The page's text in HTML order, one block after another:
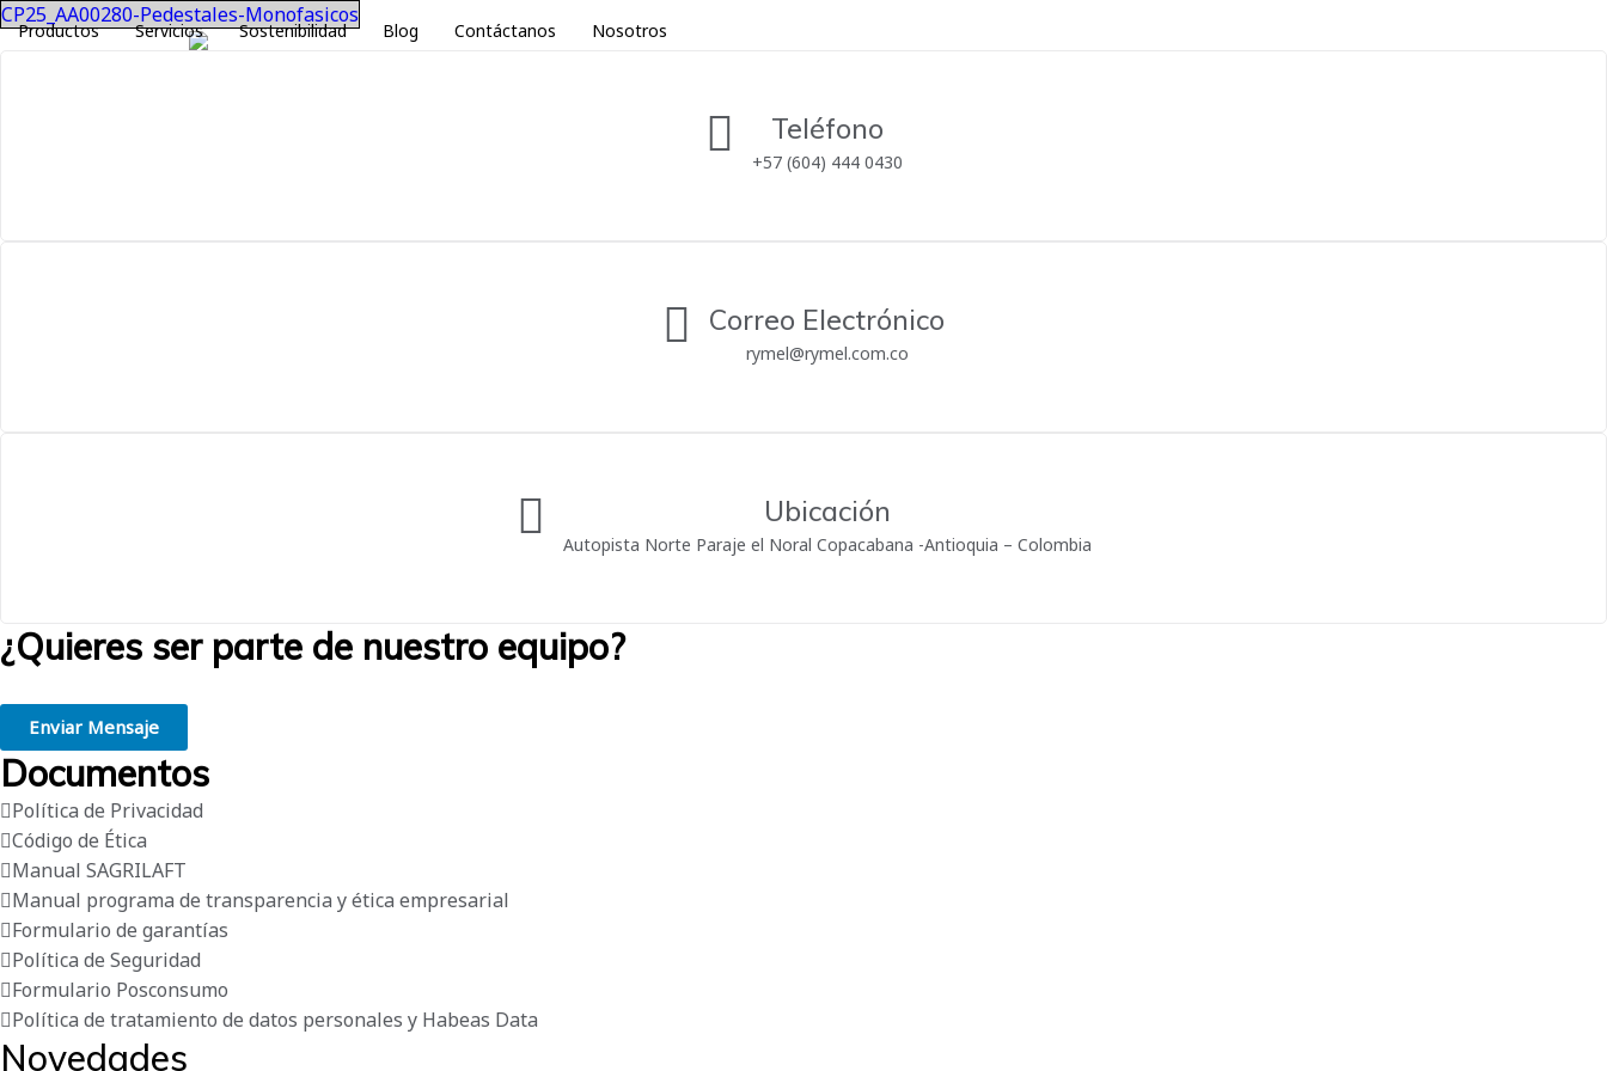
Productos Servicios Sostenibilidad Blog Contáctanos Nosotros
CP25_AA00280-Pedestales-Monofasicos
Teléfono
+57 (604) 444 0430
Correo Electrónico
rymel@rymel.com.co
Ubicación
Autopista Norte Paraje el Noral Copacabana -Antioquia – Colombia
¿Quieres ser parte de nuestro equipo?
Enviar Mensaje
Documentos
Política de Privacidad
Código de Ética
Manual SAGRILAFT
Manual programa de transparencia y ética empresarial
Formulario de garantías
Política de Seguridad
Formulario Posconsumo
Política de tratamiento de datos personales y Habeas Data
Novedades